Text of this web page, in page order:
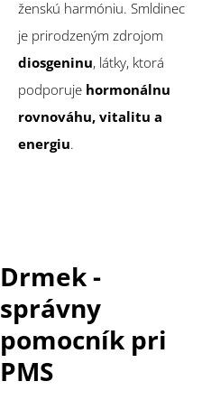
ženskú harmóniu. Smldinec
je prirodzeným zdrojom
diosgeninu, látky, ktorá
podporuje hormonálnu
rovnováhu, vitalitu a
energiu.
Drmek -
správny
pomocník pri
PMS